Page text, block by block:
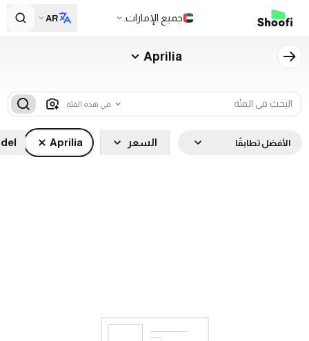
جميع الإمارات. AR
Aprilia
الأفضل تطابقًا السعر Aprilia